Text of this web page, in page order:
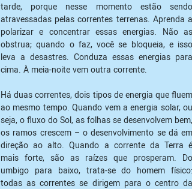
tarde, porque nesse momento estão sendo
atravessadas pelas correntes terrenas. Aprenda a
polarizar e concentrar essas energias. Não as
obstrua; quando o faz, você se bloqueia, e isso
leva a desastres. Conduza essas energias para
cima. À meia-noite vem outra corrente.
Há duas correntes, dois tipos de energia que fluem
ao mesmo tempo. Quando vem a energia solar, ou
seja, o fluxo do Sol, as folhas se desenvolvem bem,
os ramos crescem – o desenvolvimento se dá em
direção ao alto. Quando a corrente da Terra é
mais forte, são as raízes que prosperam. Do
umbigo para baixo, trata-se do homem físico:
todas as correntes se dirigem para o centro da